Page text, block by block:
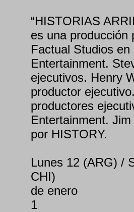
“HISTORIAS
es una producción
Factual Studios
Entertainment.
ejecutivos. Henry
productor
productores
Entertainment.
por HISTORY.
Lunes 12 (ARG) /
CHI)
de enero
1